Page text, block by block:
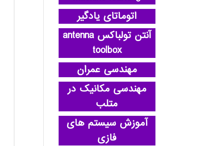
اتوماتای یادگیر
آنتن تولباکس antenna
toolbox
مهندسی عمران
مهندسی مکانیک در
متلب
آموزش سیستم های
فازی